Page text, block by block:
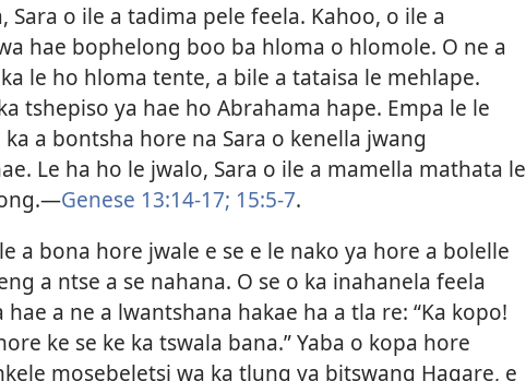
Sara o ile a tadima pele feela. Kahoo, o ile a
hae bophelong boo ba hloma o hlomole. O ne a
le ho hloma tente, a bile a tataisa le mehlape.
tshepiso ya hae ho Abrahama hape. Empa le le
a bontsha hore na Sara o kenella jwang
Le ha ho le jwalo, Sara o ile a mamella mathata le
Genese 13:14-17; 15:5-7.
a bona hore jwale e se e le nako ya hore a bolelle
a ntse a se nahana. O se o ka inahanela feela
a ne a lwantshana hakae ha a tla re: “Ka kopo!
ke se ke ka tswala bana.” Yaba o kopa hore
mosebeletsi wa ka tlung ya bitswang Hagare, e